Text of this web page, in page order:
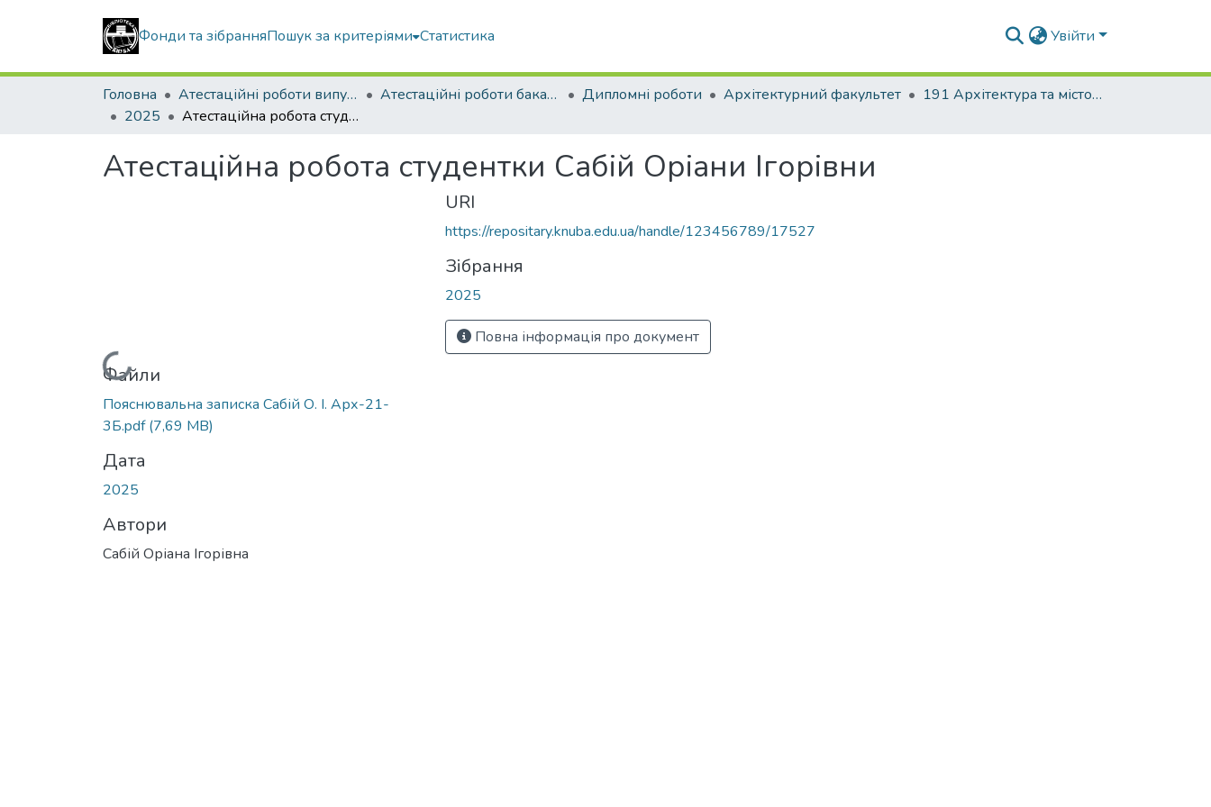
Фонди та зібранняПошук за критеріями Статистика Увійти
Головна Атестаційні роботи випускників Атестаційні роботи бакалаврів Дипломні роботи Архітектурний факультет
191 Архітектура та містобудування
2025
Атестаційна робота студентки Сабій Оріани Ігорівни
Атестаційна робота студентки Сабій Оріани Ігорівни
Вантажиться...
Файли
Пояснювальна записка Сабій О. І. Арх-21-
3Б.pdf(7,69 MB)
Дата
2025
Автори
Сабій Оріана Ігорівна
URI
https://repositary.knuba.edu.ua/handle/123456789/17527
Зібрання
2025
Повна інформація про документ